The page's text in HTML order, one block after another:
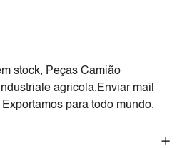
stock, Peças Camião
agricola.Enviar mail
para todo mundo.